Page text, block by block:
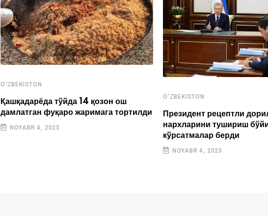
O'ZBEKISTON
Қашқадарёда тўйда 14 қозон ош
дамлатган фуқаро жаримага тортилди
NOYABR 4, 2025
O'ZBEKISTON
Президент рецептли
нархларини тушириш
кўрсатмалар берди
NOYABR 4, 2025